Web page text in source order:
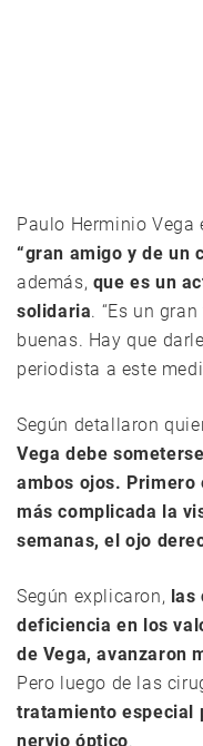
Paulo Herminio
“gran amigo y de un
además, que es un
solidaria. “Es un
buenas. Hay que
periodista a este
Según detallaron
Vega debe
ambos ojos. Primero
más complicada la
semanas, el ojo
Según explicaron,
deficiencia en los
de Vega, avanzaron
Pero luego de las
tratamiento especial
nervio óptico.